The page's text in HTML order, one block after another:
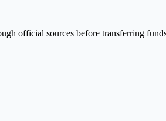
official sources before transferring